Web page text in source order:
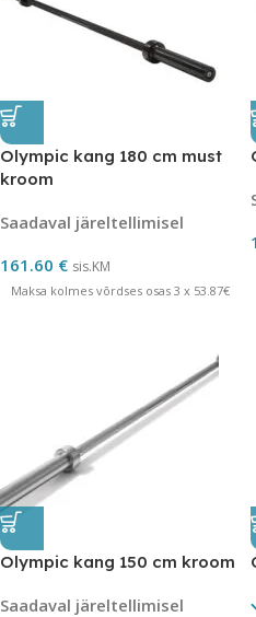
Olympic kang 180 cm must
kroom
Saadaval järeltellimisel
161.60 € sis.KM
Maksa kolmes võrdses osas 3 x 53.87€
Olympic kang 150 cm kroom
Saadaval järeltellimisel